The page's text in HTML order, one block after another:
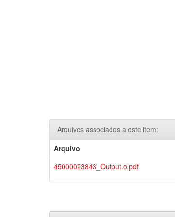
Arquivos associados a este item:
Arquivo
45000023843_Output.o.pdf